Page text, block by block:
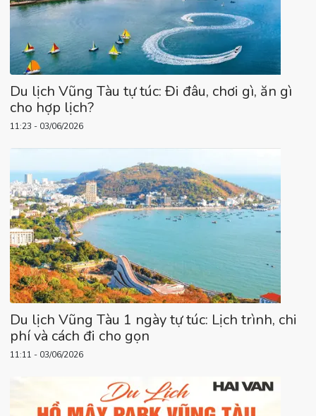
Du lịch Vũng Tàu tự túc: Đi đâu, chơi gì, ăn gì
cho hợp lịch?
11:23 - 03/06/2026
Du lịch Vũng Tàu 1 ngày tự túc: Lịch trình, chi
phí và cách đi cho gọn
11:11 - 03/06/2026